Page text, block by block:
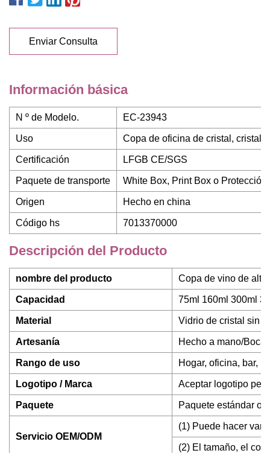
Enviar Consulta
Información básica
N º de Modelo. EC-23943
Uso Copa de oficina de cristal, cristal,
Certificación LFGB CE/SGS
Paquete de transporte White Box, Print Box o Protección
Origen Hecho en china
Código hs 7013370000
Descripción del Producto
nombre del producto Copa de vino de
Capacidad 75ml 160ml 300ml
Material Vidrio de cristal sin
Artesanía Hecho a mano/Boca
Rango de uso Hogar, oficina, bar,
Logotipo / Marca Aceptar logotipo
Paquete Paquete estándar o
Servicio OEM/ODM
(1) Puede hacer
(2) El tamaño, el